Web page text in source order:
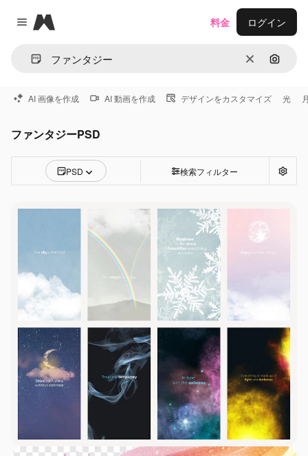
Close menu
Magnific
消去 画像で
料金 ログイン
AI 画像を作成 AI 動画を作成 デザインをカスタマイズ 光
ファンタジーPSD
PSD 検索フィルター